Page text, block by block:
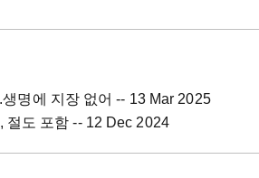
명에 지장 없어 -- 13 Mar 2025
절도 포함 -- 12 Dec 2024